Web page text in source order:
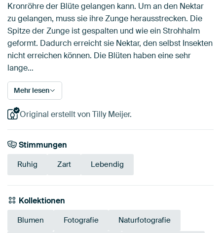
Kronröhre der Blüte gelangen kann. Um an den Nektar
zu gelangen, muss sie ihre Zunge herausstrecken. Die
Spitze der Zunge ist gespalten und wie ein Strohhalm
geformt. Dadurch erreicht sie Nektar, den selbst Insekten
nicht erreichen können. Die Blüten haben eine sehr
lange…
Mehr lesen
Original erstellt von Tilly Meijer.
Stimmungen
Ruhig Zart Lebendig
Kollektionen
Blumen Fotografie Naturfotografie